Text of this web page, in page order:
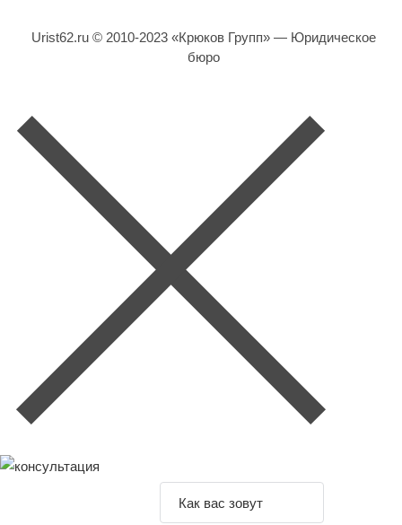
Urist62.ru © 2010-2023 «Крюков Групп» — Юридическое
бюро